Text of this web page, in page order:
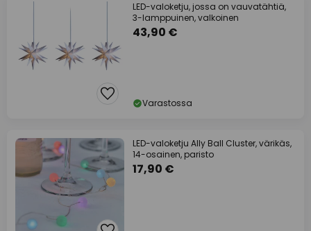
LED-valoketju, jossa on vauvatähtiä,
3-lamppuinen, valkoinen
43,90 €
Varastossa
LED-valoketju Ally Ball Cluster, värikäs,
14-osainen, paristo
17,90 €